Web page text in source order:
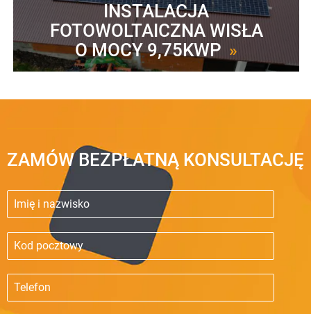
INSTALACJA
FOTOWOLTAICZNA WISŁA
O MOCY 9,75KWP »
ZAMÓW BEZPŁATNĄ KONSULTACJĘ